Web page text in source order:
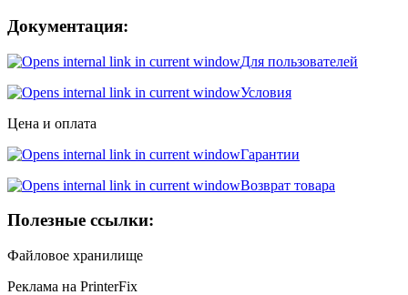
Документация:
Для пользователей
Условия
Цена и оплата
Гарантии
Возврат товара
Полезные ссылки:
Файловое хранилище
Реклама на PrinterFix